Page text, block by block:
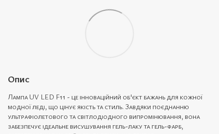
Опис
Лампа UV LED F11 - це інноваційний об'єкт бажань для кожної
модної леді, що цінує якість та стиль. Завдяки поєднанню
ультрафіолетового та світлодіодного випромінювання, вона
забезпечує ідеальне висушування гель-лаку та гель-фарб,